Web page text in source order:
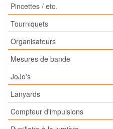
Pincettes / etc.
Tourniquets
Organisateurs
Mesures de bande
JoJo's
Lanyards
Compteur d'impulsions